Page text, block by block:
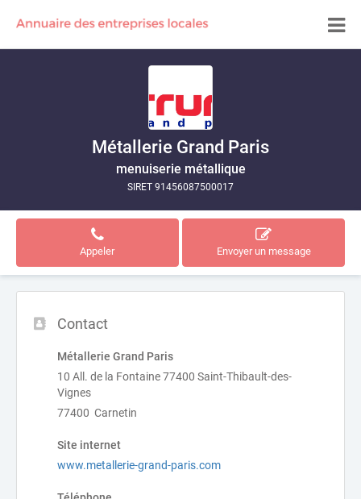
Métallerie Grand Paris
menuiserie métallique
SIRET 91456087500017
Appeler Envoyer un message
Contact
Métallerie Grand Paris
10 All. de la Fontaine 77400 Saint-Thibault-des-
Vignes
77400 Carnetin
Site internet
www.metallerie-grand-paris.com